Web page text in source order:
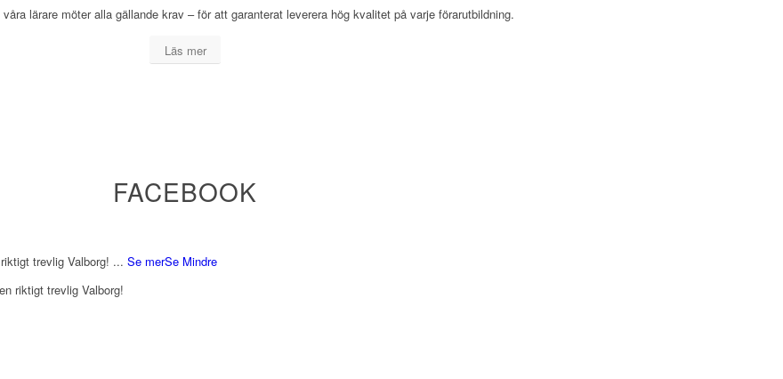
lärare möter alla gällande krav – för att garanterat leverera hög kvalitet på varje förarutbildning.
Läs mer
FACEBOOK
trevlig Valborg! ... Se merSe Mindre